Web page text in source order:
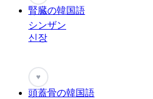
腎臓の韓国語
シンザン
신장
♥
頭蓋骨の韓国語